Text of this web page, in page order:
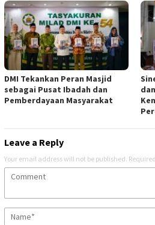
DMI Tekankan Peran Masjid
sebagai Pusat Ibadah dan
Pemberdayaan Masyarakat
Leave a Reply
Your email address will not be published.